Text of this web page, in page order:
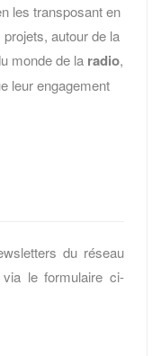
les transposant en
projets, autour de la
monde de la radio,
leur engagement
du réseau
le formulaire ci-